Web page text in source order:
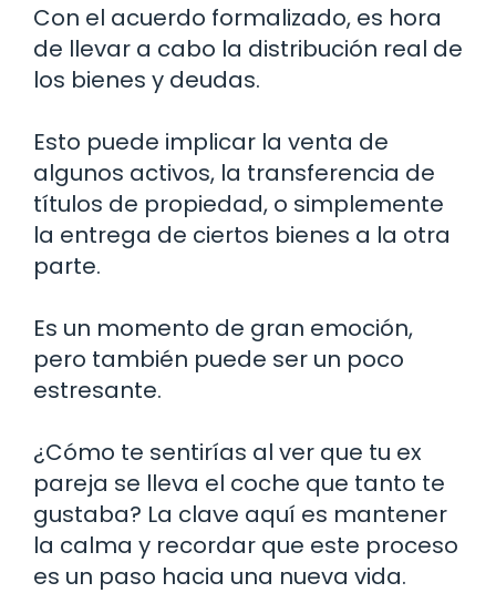
Con el acuerdo formalizado, es hora
de llevar a cabo la distribución real de
los bienes y deudas.
Esto puede implicar la venta de
algunos activos, la transferencia de
títulos de propiedad, o simplemente
la entrega de ciertos bienes a la otra
parte.
Es un momento de gran emoción,
pero también puede ser un poco
estresante.
¿Cómo te sentirías al ver que tu ex
pareja se lleva el coche que tanto te
gustaba? La clave aquí es mantener
la calma y recordar que este proceso
es un paso hacia una nueva vida.